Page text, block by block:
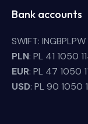
Bank accounts
SWIFT: INGBPLPW
PLN: PL 41 1050
EUR: PL 47 1050
USD: PL 90 1050